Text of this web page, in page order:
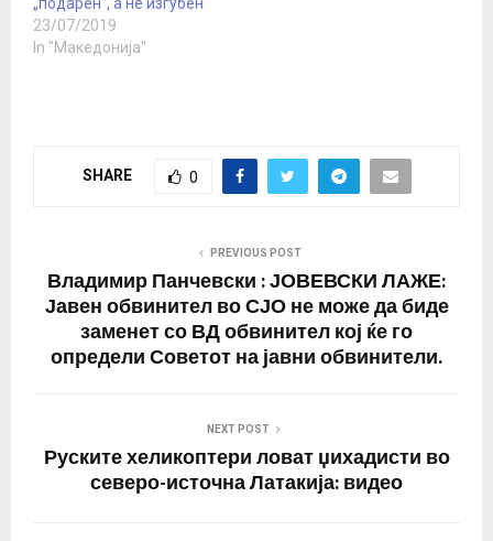
„подарен“, а не изгубен
23/07/2019
In "Македонија"
SHARE 0
PREVIOUS POST
Владимир Панчевски : ЈОВЕВСКИ ЛАЖЕ:
Јавен обвинител во СЈО не може да биде
заменет со ВД обвинител кој ќе го
определи Советот на јавни обвинители.
NEXT POST
Руските хеликоптери ловат џихадисти во
северо-источна Латакија: видео